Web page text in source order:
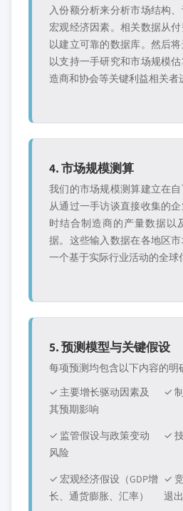
入份额分析来分析市场结构
宏观经济因素。相关数据从
以建立可靠的数据库。然后
以支持一手研究和市场规模
造商和协会等关键利益相关者
4. 市场规模测算
我们的市场规模测算建立在自
从通过一手访谈直接收集的
时结合制造商的产量数据以
据。这些输入数据在各地区
一个基于实际行业活动的全球
5. 预测模型与关键假设
每项预测均包含以下内容的明
✓ 主要增长驱动因素及
其预期影响
✓
✓ 监管假设与政策变动
风险
✓
✓ 宏观经济假设（GDP增
长、通货膨胀、汇率）
✓
退